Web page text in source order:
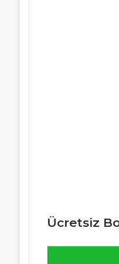
Ücretsiz